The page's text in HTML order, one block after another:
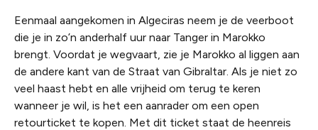
Eenmaal aangekomen in Algeciras neem je de veerboot
die je in zo’n anderhalf uur naar Tanger in Marokko
brengt. Voordat je wegvaart, zie je Marokko al liggen aan
de andere kant van de Straat van Gibraltar. Als je niet zo
veel haast hebt en alle vrijheid om terug te keren
wanneer je wil, is het een aanrader om een open
retourticket te kopen. Met dit ticket staat de heenreis